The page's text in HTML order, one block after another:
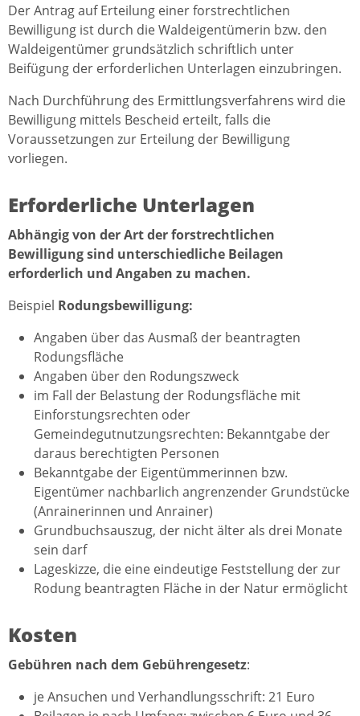
Der Antrag auf Erteilung einer forstrechtlichen
Bewilligung ist durch die Waldeigentümerin bzw. den
Waldeigentümer grundsätzlich schriftlich unter
Beifügung der erforderlichen Unterlagen einzubringen.
Nach Durchführung des Ermittlungsverfahrens wird die
Bewilligung mittels Bescheid erteilt, falls die
Voraussetzungen zur Erteilung der Bewilligung
vorliegen.
Erforderliche Unterlagen
Abhängig von der Art der forstrechtlichen
Bewilligung sind unterschiedliche Beilagen
erforderlich und Angaben zu machen.
Beispiel Rodungsbewilligung:
Angaben über das Ausmaß der beantragten
Rodungsfläche
Angaben über den Rodungszweck
im Fall der Belastung der Rodungsfläche mit
Einforstungsrechten oder
Gemeindegutnutzungsrechten: Bekanntgabe der
daraus berechtigten Personen
Bekanntgabe der Eigentümmerinnen bzw.
Eigentümer nachbarlich angrenzender Grundstücke
(Anrainerinnen und Anrainer)
Grundbuchsauszug, der nicht älter als drei Monate
sein darf
Lageskizze, die eine eindeutige Feststellung der zur
Rodung beantragten Fläche in der Natur ermöglicht
Kosten
Gebühren nach dem Gebührengesetz:
je Ansuchen und Verhandlungsschrift: 21 Euro